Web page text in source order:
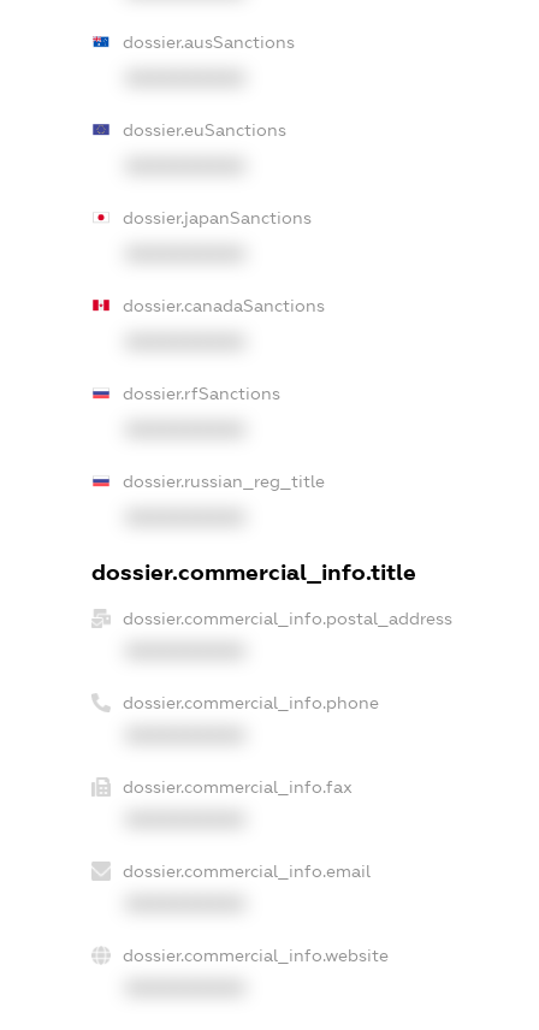
dossier.ausSanctions
dossier.euSanctions
dossier.japanSanctions
dossier.canadaSanctions
dossier.rfSanctions
dossier.russian_reg_title
dossier.commercial_info.title
dossier.commercial_info.postal_address
dossier.commercial_info.phone
dossier.commercial_info.fax
dossier.commercial_info.email
dossier.commercial_info.website